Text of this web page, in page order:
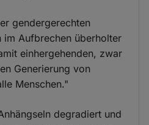
gendergerechten
im Aufbrechen überholter
einhergehenden, zwar
Generierung von
Menschen."
degradiert und